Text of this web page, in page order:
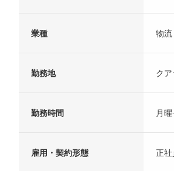
業種 物
勤務地 ク
勤務時間 月
雇用・契約形態 正社